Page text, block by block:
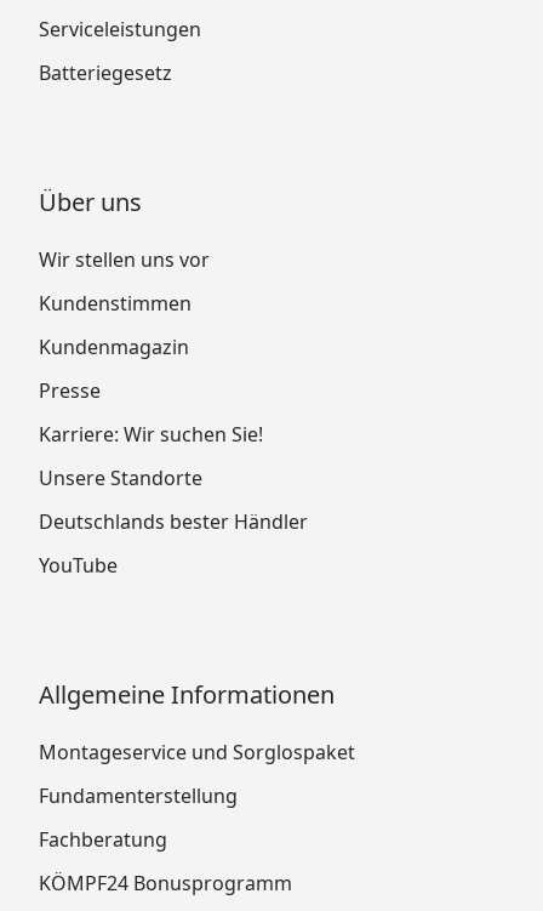
Serviceleistungen
Batteriegesetz
Über uns
Wir stellen uns vor
Kundenstimmen
Kundenmagazin
Presse
Karriere: Wir suchen Sie!
Unsere Standorte
Deutschlands bester Händler
YouTube
Allgemeine Informationen
Montageservice und Sorglospaket
Fundamenterstellung
Fachberatung
KÖMPF24 Bonusprogramm